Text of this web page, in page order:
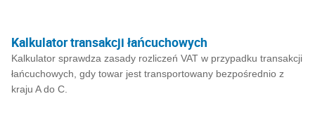
Kalkulator transakcji łańcuchowych
Kalkulator sprawdza zasady rozliczeń VAT w przypadku transakcji
łańcuchowych, gdy towar jest transportowany bezpośrednio z
kraju A do C.